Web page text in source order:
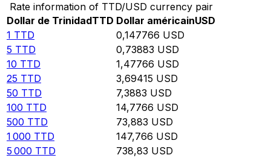
Rate information of TTD/USD currency pair
Dollar de TrinidadTTD Dollar américainUSD
1 TTD 0,147766 USD
5 TTD 0,73883 USD
10 TTD 1,47766 USD
25 TTD 3,69415 USD
50 TTD 7,3883 USD
100 TTD 14,7766 USD
500 TTD 73,883 USD
1 000 TTD 147,766 USD
5 000 TTD 738,83 USD